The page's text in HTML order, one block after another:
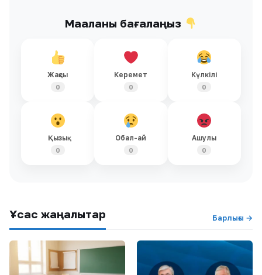
Мақаланы бағалаңыз
Жақсы
0
Керемет
0
Күлкілі
0
Қызық
0
Обал-ай
0
Ашулы
0
Ұқсас жаңалықтар Барлығы →